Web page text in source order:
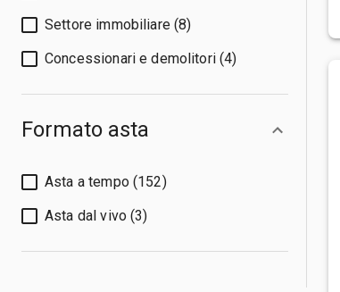
Settore immobiliare (8)
Concessionari e demolitori (4)
Formato asta
Asta a tempo (152)
Asta dal vivo (3)